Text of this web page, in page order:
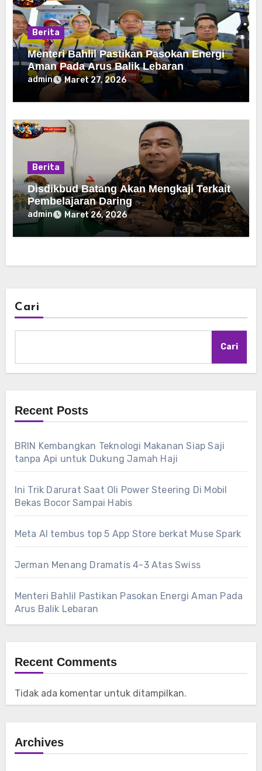
Berita
Menteri Bahlil Pastikan Pasokan Energi
Aman Pada Arus Balik Lebaran
admin Maret 27, 2026
Berita
Disdikbud Batang Akan Mengkaji Terkait
Pembelajaran Daring
admin Maret 26, 2026
Cari
Cari
Recent Posts
BRIN Kembangkan Teknologi Makanan Siap Saji
tanpa Api untuk Dukung Jamah Haji
Ini Trik Darurat Saat Oli Power Steering Di Mobil
Bekas Bocor Sampai Habis
Meta AI tembus top 5 App Store berkat Muse Spark
Jerman Menang Dramatis 4-3 Atas Swiss
Menteri Bahlil Pastikan Pasokan Energi Aman Pada
Arus Balik Lebaran
Recent Comments
Tidak ada komentar untuk ditampilkan.
Archives